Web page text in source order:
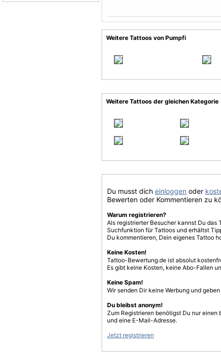
Weitere Tattoos von Pumpfi
Weitere Tattoos der gleichen Kategorie
Du musst dich einloggen oder
Bewerten oder Kommentieren zu
Warum registrieren?
Als registrierter Besucher kannst Du
Suchfunktion für Tattoos und erhältst
Du kommentieren, Dein eigenes Tattoo
Keine Kosten!
Tattoo-Bewertung.de ist absolut
Es gibt keine Kosten, keine Abo-Fallen
Keine Spam!
Wir senden Dir keine Werbung und
Du bleibst anonym!
Zum Registrieren benötigst Du nur einen
und eine E-Mail-Adresse.
Jetzt registrieren